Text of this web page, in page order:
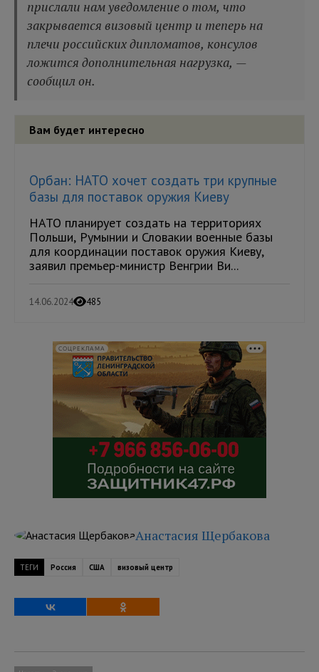
прислали нам уведомление о том, что
закрывается визовый центр и теперь на
плечи российских дипломатов, консулов
ложится дополнительная нагрузка, —
сообщил он.
Вам будет интересно
Орбан: НАТО хочет создать три крупные
базы для поставок оружия Киеву
НАТО планирует создать на территориях
Польши, Румынии и Словакии военные базы
для координации поставок оружия Киеву,
заявил премьер-министр Венгрии Ви...
14.06.2024 485
СОЦРЕКЛАМА
Анастасия Щербакова
ТЕГИ Россия США визовый центр